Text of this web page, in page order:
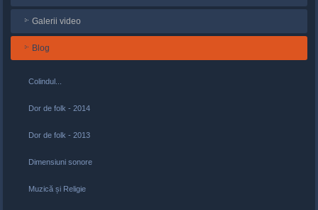
Galerii video
Blog
Colindul...
Dor de folk - 2014
Dor de folk - 2013
Dimensiuni sonore
Muzică și Religie